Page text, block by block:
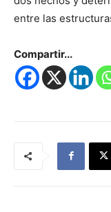
entre las
Compartir...